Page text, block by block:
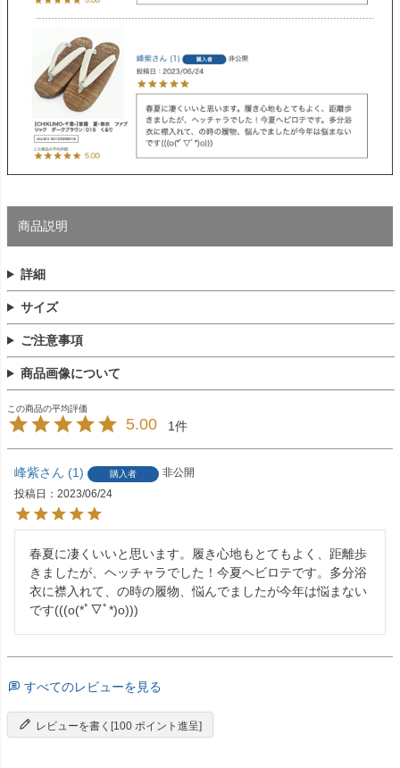
商品説明
詳細
サイズ
ご注意事項
商品画像について
5.00 1
峰紫 1 購入者
非公開
投稿日
2023/06/24
春夏に凄くいいと思います。履き心地もとてもよく、距離歩
きましたが、ヘッチャラでした！今夏ヘビロテです。多分浴
衣に襟入れて、の時の履物、悩んでましたが今年は悩まない
です(((o(*ﾟ▽ﾟ*)o)))
すべてのレビューを見る
レビューを書く[100 ポイント進呈]